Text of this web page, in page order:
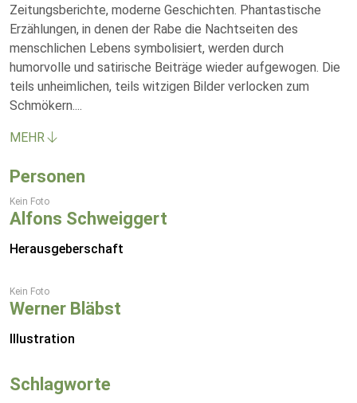
Zeitungsberichte, moderne Geschichten. Phantastische
Erzählungen, in denen der Rabe die Nachtseiten des
menschlichen Lebens symbolisiert, werden durch
humorvolle und satirische Beiträge wieder aufgewogen. Die
teils unheimlichen, teils witzigen Bilder verlocken zum
Schmökern....
MEHR
Personen
Kein Foto
Alfons Schweiggert
Herausgeberschaft
Kein Foto
Werner Bläbst
Illustration
Schlagworte